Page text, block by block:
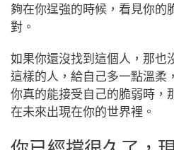
夠在你逞強的時候，看見你的
對。
如果你還沒找到這個人，那也
這樣的人，給自己多一點溫柔
你真的能接受自己的脆弱時，
在未來出現在你的世界裡。